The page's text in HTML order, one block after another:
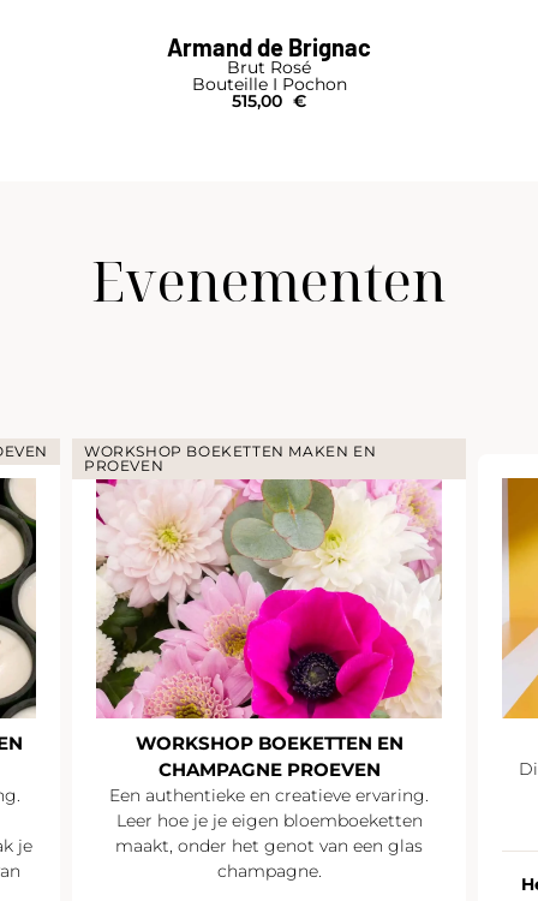
Armand de Brignac
Brut Rosé
Bouteille I Pochon
515,00 €
Evenementen
COCKTAIL
SUMMER PARTY
Discussiëren en netwerken onder het
genot van een zomerse
champagnecocktail
Heel Frankrijk20 personen of meer